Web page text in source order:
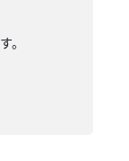
。